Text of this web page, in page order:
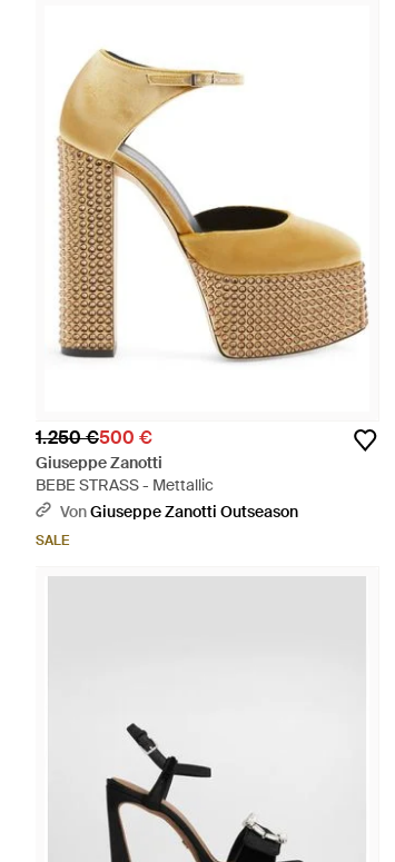
1.250 €500 €
Giuseppe Zanotti
BEBE STRASS - Mettallic
VonGiuseppe Zanotti Outseason
SALE